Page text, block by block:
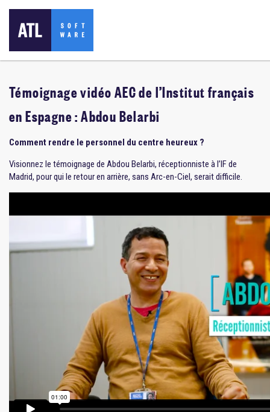
Témoignage vidéo AEC de l’Institut français
en Espagne : Abdou Belarbi
Comment rendre le personnel du centre heureux ?
Visionnez le témoignage de Abdou Belarbi, réceptionniste à l’IF de
Madrid, pour qui le retour en arrière, sans Arc-en-Ciel, serait difficile.